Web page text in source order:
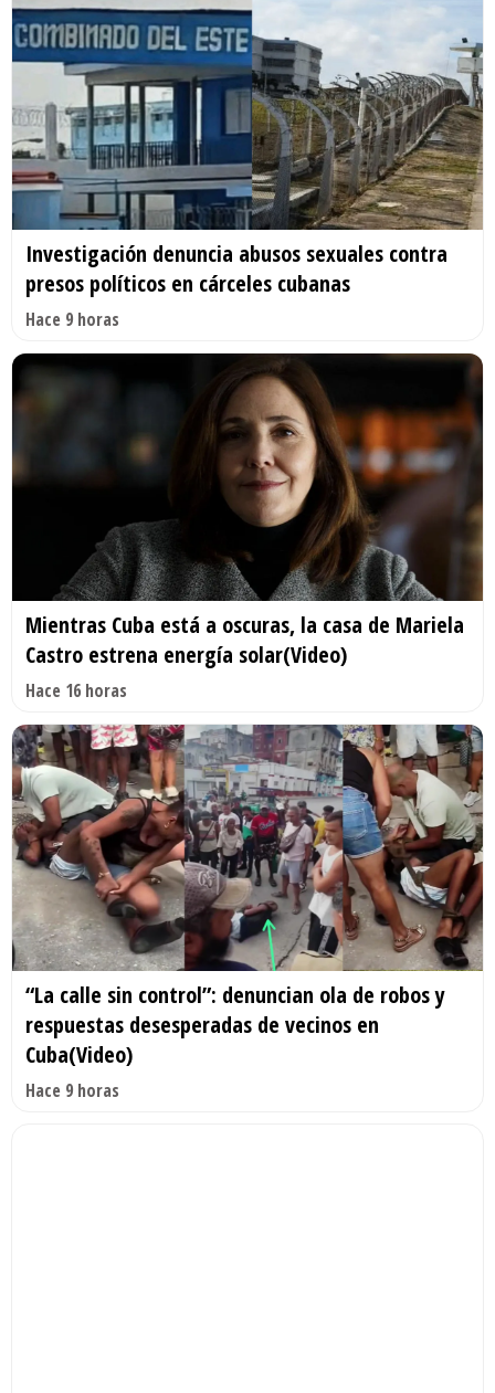
Investigación denuncia abusos sexuales contra
presos políticos en cárceles cubanas
Hace 9 horas
Mientras Cuba está a oscuras, la casa de Mariela
Castro estrena energía solar(Video)
Hace 16 horas
“La calle sin control”: denuncian ola de robos y
respuestas desesperadas de vecinos en
Cuba(Video)
Hace 9 horas